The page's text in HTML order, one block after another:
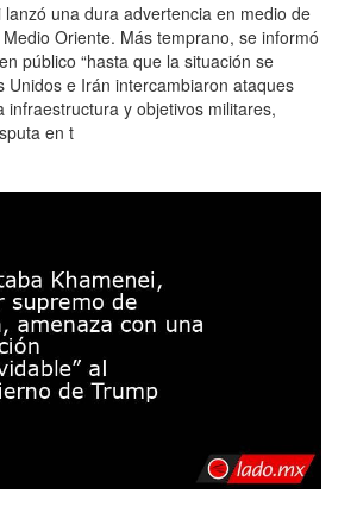
lanzó una dura advertencia en medio de
Oriente. Más temprano, se informó
público “hasta que la situación se
Unidos e Irán intercambiaron ataques
infraestructura y objetivos militares,
en t